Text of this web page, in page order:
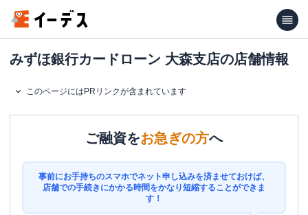
みずほ銀行カードローン 大森支店の店舗情報
このページにはPRリンクが含まれています
ご融資をお急ぎの方へ
事前にお手持ちのスマホでネット申し込みを済ませておけば、
店舗での手続きにかかる時間をかなり短縮することができま
す！